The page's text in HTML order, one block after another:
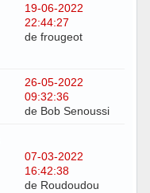
19-06-2022
22:44:27
de frougeot
26-05-2022
09:32:36
de Bob Senoussi
07-03-2022
16:42:38
de Roudoudou